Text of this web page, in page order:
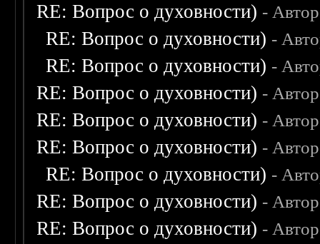
RE: Вопрос о духовности) -
RE: Вопрос о духовности) -
RE: Вопрос о духовности) -
RE: Вопрос о духовности) -
RE: Вопрос о духовности) -
RE: Вопрос о духовности) -
RE: Вопрос о духовности) -
RE: Вопрос о духовности) -
RE: Вопрос о духовности) -